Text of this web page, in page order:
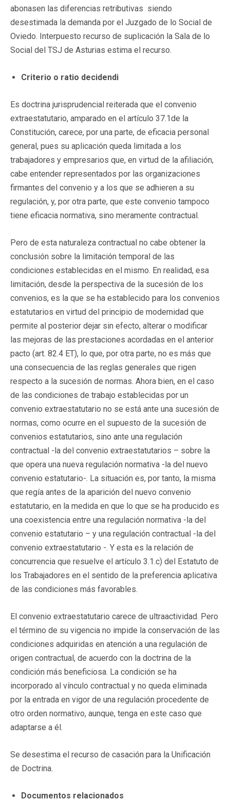
abonasen las diferencias retributivas siendo
desestimada la demanda por el Juzgado de lo Social de
Oviedo. Interpuesto recurso de suplicación la Sala de lo
Social del TSJ de Asturias estima el recurso.
Criterio o ratio decidendi
Es doctrina jurisprudencial reiterada que el convenio
extraestatutario, amparado en el artículo 37.1de la
Constitución, carece, por una parte, de eficacia personal
general, pues su aplicación queda limitada a los
trabajadores y empresarios que, en virtud de la afiliación,
cabe entender representados por las organizaciones
firmantes del convenio y a los que se adhieren a su
regulación, y, por otra parte, que este convenio tampoco
tiene eficacia normativa, sino meramente contractual.
Pero de esta naturaleza contractual no cabe obtener la
conclusión sobre la limitación temporal de las
condiciones establecidas en el mismo. En realidad, esa
limitación, desde la perspectiva de la sucesión de los
convenios, es la que se ha establecido para los convenios
estatutarios en virtud del principio de modernidad que
permite al posterior dejar sin efecto, alterar o modificar
las mejoras de las prestaciones acordadas en el anterior
pacto (art. 82.4 ET), lo que, por otra parte, no es más que
una consecuencia de las reglas generales que rigen
respecto a la sucesión de normas. Ahora bien, en el caso
de las condiciones de trabajo establecidas por un
convenio extraestatutario no se está ante una sucesión de
normas, como ocurre en el supuesto de la sucesión de
convenios estatutarios, sino ante una regulación
contractual -la del convenio extraestatutarios – sobre la
que opera una nueva regulación normativa -la del nuevo
convenio estatutario-. La situación es, por tanto, la misma
que regía antes de la aparición del nuevo convenio
estatutario, en la medida en que lo que se ha producido es
una coexistencia entre una regulación normativa -la del
convenio estatutario – y una regulación contractual -la del
convenio extraestatutario -. Y esta es la relación de
concurrencia que resuelve el artículo 3.1.c) del Estatuto de
los Trabajadores en el sentido de la preferencia aplicativa
de las condiciones más favorables.
El convenio extraestatutario carece de ultraactividad. Pero
el término de su vigencia no impide la conservación de las
condiciones adquiridas en atención a una regulación de
origen contractual, de acuerdo con la doctrina de la
condición más beneficiosa. La condición se ha
incorporado al vínculo contractual y no queda eliminada
por la entrada en vigor de una regulación procedente de
otro orden normativo, aunque, tenga en este caso que
adaptarse a él.
Se desestima el recurso de casación para la Unificación
de Doctrina.
Documentos relacionados